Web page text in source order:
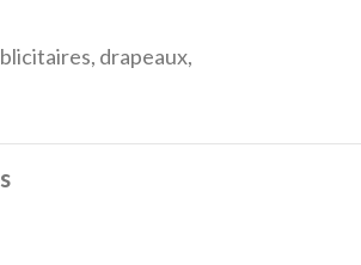
drapeaux,